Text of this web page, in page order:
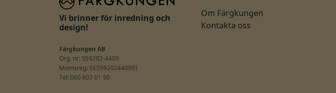
Vi brinner för inredning och
design!
Färgkungen AB
Org. nr: 559202-4409
Momsreg: SE559202440901
Tel: 060 607 01 50
Om Färgkungen
Kontakta oss